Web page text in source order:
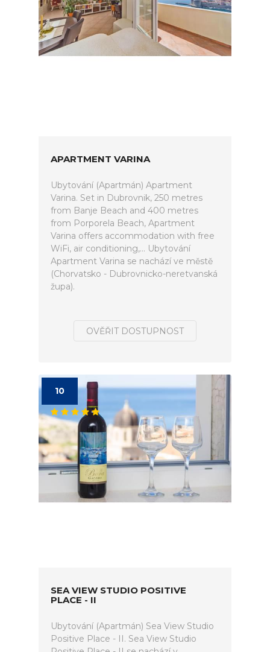
APARTMENT VARINA
Ubytování (Apartmán) Apartment
Varina. Set in Dubrovnik, 250 metres
from Banje Beach and 400 metres
from Porporela Beach, Apartment
Varina offers accommodation with free
WiFi, air conditioning,... Ubytování
Apartment Varina se nachází ve městě
(Chorvatsko - Dubrovnicko-neretvanská
župa).
OVĚŘIT DOSTUPNOST
10
SEA VIEW STUDIO POSITIVE
PLACE - II
Ubytování (Apartmán) Sea View Studio
Positive Place - II. Sea View Studio